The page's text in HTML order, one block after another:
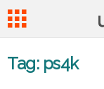
Tag: ps4k